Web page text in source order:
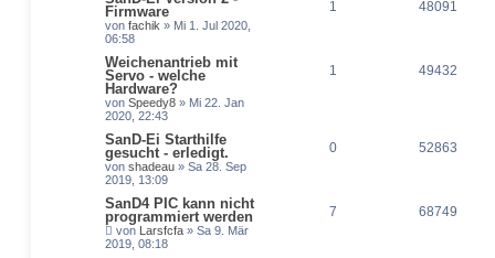
Firmware
von fachik » Mi 1. Jul 2020,
06:58
1 48091
Weichenantrieb mit
Servo - welche
Hardware?
von Speedy8 » Mi 22. Jan
2020, 22:43
1 49432
SanD-Ei Starthilfe
gesucht - erledigt.
von shadeau » Sa 28. Sep
2019, 13:09
0 52863
SanD4 PIC kann nicht
programmiert werden
von Larsfcfa » Sa 9. Mär
2019, 08:18
7 68749